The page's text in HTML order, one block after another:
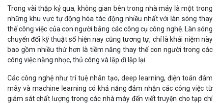
Trong vài thập kỷ qua, không gian bên trong nhà máy là một trong
những khu vực tự động hóa tác động nhiều nhất với làn sóng thay
thế công việc của con người bằng các công cụ công nghệ. Làn sóng
chuyển đổi kỹ thuật số hiện nay cũng tương tự, chỉ là khái niệm này
bao gồm nhiều thứ hơn là tiềm năng thay thế con người trong các
công việc nặng nhọc, thủ công và lặp đi lặp lại.
Các công nghệ như trí tuệ nhân tạo, deep learning, điện toán đám
mây và machine learning có khả năng đảm nhận các công việc từ
giám sát chất lượng trong các nhà máy đến viết truyện cho tạp chí